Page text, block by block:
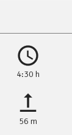
4:30 h
56 m